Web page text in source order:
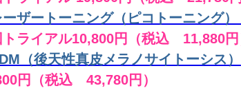
ーザートーニング（ピコトーニング
ライアル10,800円（税込 11,880円
（後天性真皮メラノサイトーシス）
円（税込 43,780円）